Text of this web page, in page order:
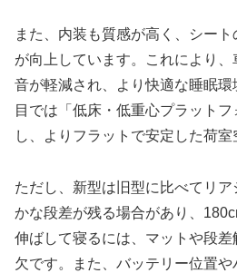
また、内装も質感が高く、シー
が向上しています。これにより
音が軽減され、より快適な睡眠
目では「低床・低重心プラット
し、よりフラットで安定した荷室
ただし、新型は旧型に比べてリ
かな段差が残る場合があり、
伸ばして寝るには、マットや段
欠です。また、バッテリー位置